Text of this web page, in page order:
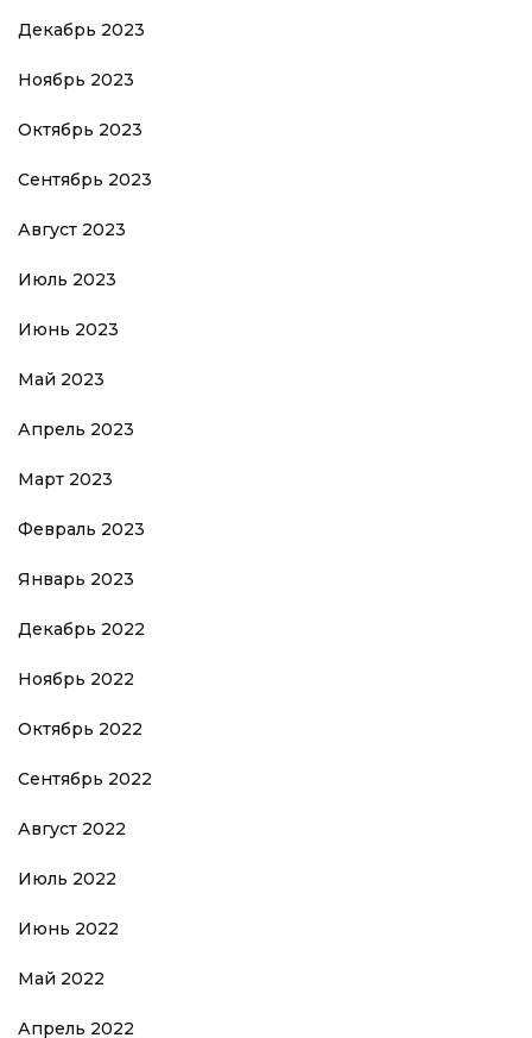
Декабрь 2023
Ноябрь 2023
Октябрь 2023
Сентябрь 2023
Август 2023
Июль 2023
Июнь 2023
Май 2023
Апрель 2023
Март 2023
Февраль 2023
Январь 2023
Декабрь 2022
Ноябрь 2022
Октябрь 2022
Сентябрь 2022
Август 2022
Июль 2022
Июнь 2022
Май 2022
Апрель 2022